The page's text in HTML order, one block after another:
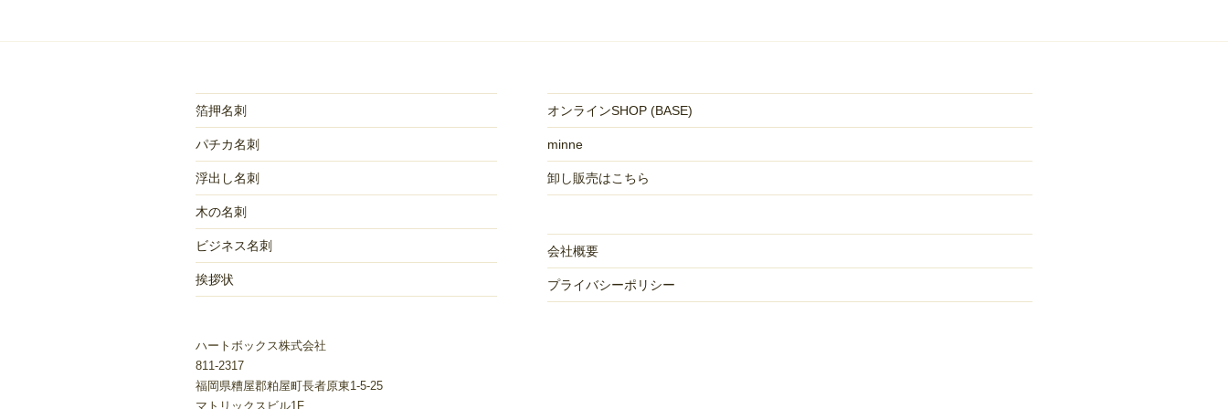
シ
ョ
ン
箔押名刺
パチカ名刺
浮出し名刺
木の名刺
ビジネス名刺
挨拶状
ハートボックス株式会社
811-2317
福岡県糟屋郡粕屋町長者原東1-5-25
マトリックスビル1F
オンラインSHOP (BASE)
minne
卸し販売はこちら
会社概要
プライバシーポリシー